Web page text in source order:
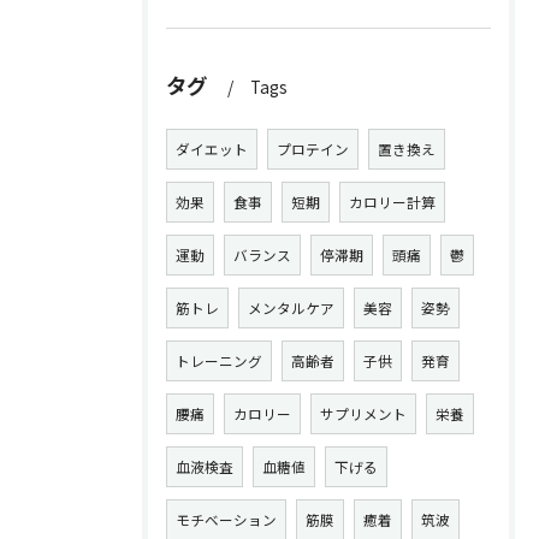
タグ Tags
ダイエット プロテイン 置き換え
効果 食事 短期 カロリー計算
運動 バランス 停滞期 頭痛 鬱
筋トレ メンタルケア 美容 姿勢
トレーニング 高齢者 子供 発育
腰痛 カロリー サプリメント 栄養
血液検査 血糖値 下げる
モチベーション 筋膜 癒着 筑波